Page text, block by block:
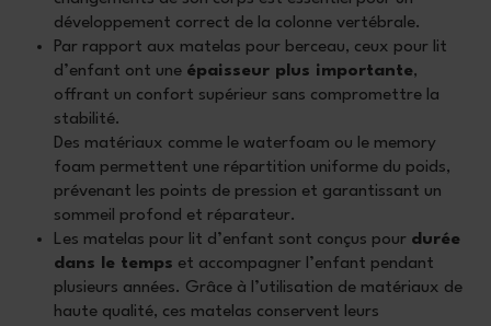
développement correct de la colonne vertébrale.
Par rapport aux matelas pour berceau, ceux pour lit
d’enfant ont une épaisseur plus importante,
offrant un confort supérieur sans compromettre la
stabilité.
Des matériaux comme le waterfoam ou le memory
foam permettent une répartition uniforme du poids,
prévenant les points de pression et garantissant un
sommeil profond et réparateur.
Les matelas pour lit d’enfant sont conçus pour durée
dans le temps et accompagner l’enfant pendant
plusieurs années. Grâce à l’utilisation de matériaux de
haute qualité, ces matelas conservent leurs